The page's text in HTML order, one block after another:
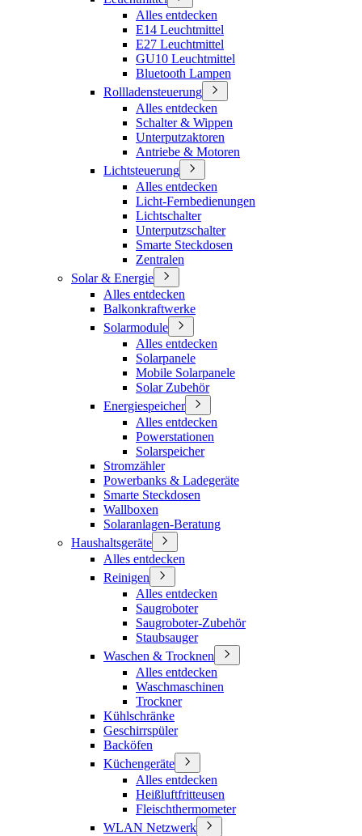
Alles entdecken
E14 Leuchtmittel
E27 Leuchtmittel
GU10 Leuchtmittel
Bluetooth Lampen
Rollladensteuerung
Alles entdecken
Schalter & Wippen
Unterputzaktoren
Antriebe & Motoren
Lichtsteuerung
Alles entdecken
Licht-Fernbedienungen
Lichtschalter
Unterputzschalter
Smarte Steckdosen
Zentralen
Solar & Energie
Alles entdecken
Balkonkraftwerke
Solarmodule
Alles entdecken
Solarpanele
Mobile Solarpanele
Solar Zubehör
Energiespeicher
Alles entdecken
Powerstationen
Solarspeicher
Stromzähler
Powerbanks & Ladegeräte
Smarte Steckdosen
Wallboxen
Solaranlagen-Beratung
Haushaltsgeräte
Alles entdecken
Reinigen
Alles entdecken
Saugroboter
Saugroboter-Zubehör
Staubsauger
Waschen & Trocknen
Alles entdecken
Waschmaschinen
Trockner
Kühlschränke
Geschirrspüler
Backöfen
Küchengeräte
Alles entdecken
Heißluftfritteusen
Fleischthermometer
WLAN Netzwerk